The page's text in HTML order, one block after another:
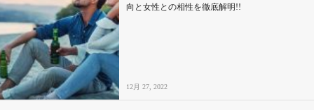
向と女性との相性を徹底解明!!
12月 27, 2022